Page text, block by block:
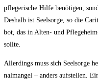
pfle­ge­ri­sche Hil­fe benö­ti­gen,
Des­halb ist Seel­sor­ge, so die
bot, das in Alten- und
sollte.
Aller­dings muss sich Seel­sor­ge
nal­man­gel – anders auf­stel­len.